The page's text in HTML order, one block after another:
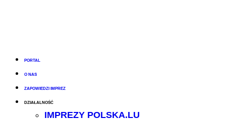
PORTAL
O NAS
ZAPOWIEDZI IMPREZ
DZIAŁALNOŚĆ
IMPREZY POLSKA.LU